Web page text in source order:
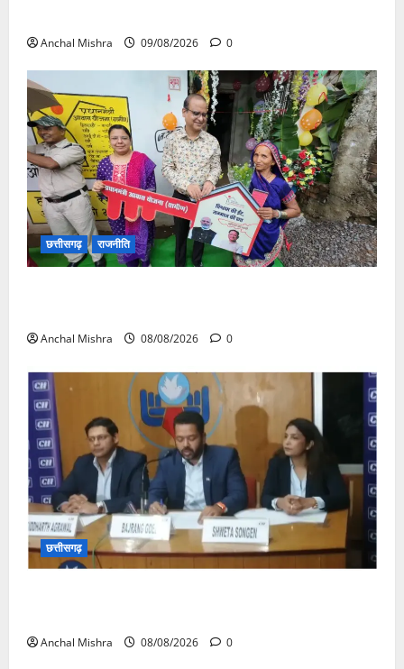
Anchal Mishra 09/08/2026 0
छत्तीसगढ़ राजनीति
Anchal Mishra 08/08/2026 0
छत्तीसगढ़
Anchal Mishra 08/08/2026 0